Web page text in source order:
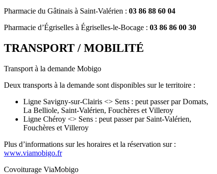
Pharmacie du Gâtinais à Saint-Valérien : 03 86 88 60 04
Pharmacie d’Égriselles à Égriselles-le-Bocage : 03 86 86 00 30
TRANSPORT / MOBILITÉ
Transport à la demande Mobigo
Deux transports à la demande sont disponibles sur le territoire :
Ligne Savigny-sur-Clairis <> Sens : peut passer par Domats,
La Belliole, Saint-Valérien, Fouchères et Villeroy
Ligne Chéroy <> Sens : peut passer par Saint-Valérien,
Fouchères et Villeroy
Plus d’informations sur les horaires et la réservation sur :
www.viamobigo.fr
Covoiturage ViaMobigo